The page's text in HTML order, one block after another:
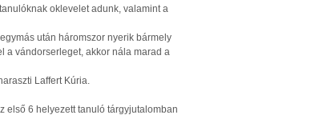
oklevelet adunk, valamint a
után háromszor nyerik bármely
a vándorserleget, akkor nála marad a
Laffert Kúria.
első 6 helyezett tanuló tárgyjutalomban